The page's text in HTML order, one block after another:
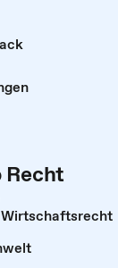
Recht